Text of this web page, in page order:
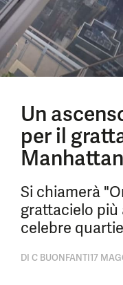
Un
per il
Manhattan
Si chiamerà
grattacielo
celebre
DI C BUONFANTI17